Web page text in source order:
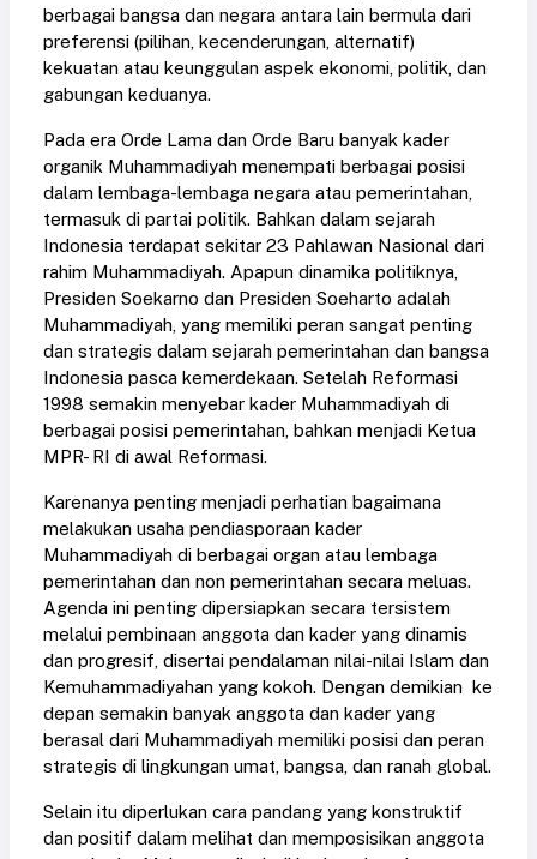
berbagai bangsa dan negara antara lain bermula dari
preferensi (pilihan, kecenderungan, alternatif)
kekuatan atau keunggulan aspek ekonomi, politik, dan
gabungan keduanya.
Pada era Orde Lama dan Orde Baru banyak kader
organik Muhammadiyah menempati berbagai posisi
dalam lembaga-lembaga negara atau pemerintahan,
termasuk di partai politik. Bahkan dalam sejarah
Indonesia terdapat sekitar 23 Pahlawan Nasional dari
rahim Muhammadiyah. Apapun dinamika politiknya,
Presiden Soekarno dan Presiden Soeharto adalah
Muhammadiyah, yang memiliki peran sangat penting
dan strategis dalam sejarah pemerintahan dan bangsa
Indonesia pasca kemerdekaan. Setelah Reformasi
1998 semakin menyebar kader Muhammadiyah di
berbagai posisi pemerintahan, bahkan menjadi Ketua
MPR- RI di awal Reformasi.
Karenanya penting menjadi perhatian bagaimana
melakukan usaha pendiasporaan kader
Muhammadiyah di berbagai organ atau lembaga
pemerintahan dan non pemerintahan secara meluas.
Agenda ini penting dipersiapkan secara tersistem
melalui pembinaan anggota dan kader yang dinamis
dan progresif, disertai pendalaman nilai-nilai Islam dan
Kemuhammadiyahan yang kokoh. Dengan demikian ke
depan semakin banyak anggota dan kader yang
berasal dari Muhammadiyah memiliki posisi dan peran
strategis di lingkungan umat, bangsa, dan ranah global.
Selain itu diperlukan cara pandang yang konstruktif
dan positif dalam melihat dan memposisikan anggota